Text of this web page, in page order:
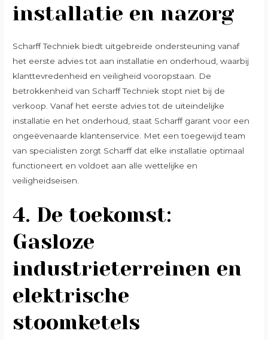
installatie en nazorg
Scharff Techniek biedt uitgebreide ondersteuning vanaf
het eerste advies tot aan installatie en onderhoud, waarbij
klanttevredenheid en veiligheid vooropstaan. De
betrokkenheid van Scharff Techniek stopt niet bij de
verkoop. Vanaf het eerste advies tot de uiteindelijke
installatie en het onderhoud, staat Scharff garant voor een
ongeëvenaarde klantenservice. Met een toegewijd team
van specialisten zorgt Scharff dat elke installatie optimaal
functioneert en voldoet aan alle wettelijke en
veiligheidseisen.
4. De toekomst:
Gasloze
industrieterreinen en
elektrische
stoomketels